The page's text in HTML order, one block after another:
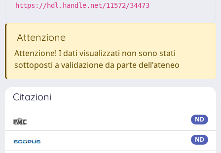
https://hdl.handle.net/11572/34473
Attenzione
Attenzione! I dati visualizzati non sono stati
sottoposti a validazione da parte dell'ateneo
Citazioni
ND
ND